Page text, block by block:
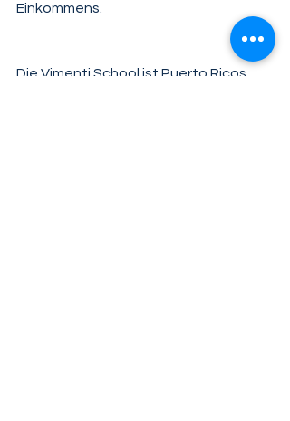
Einkommens.
Die Vimenti School ist Puerto Ricos